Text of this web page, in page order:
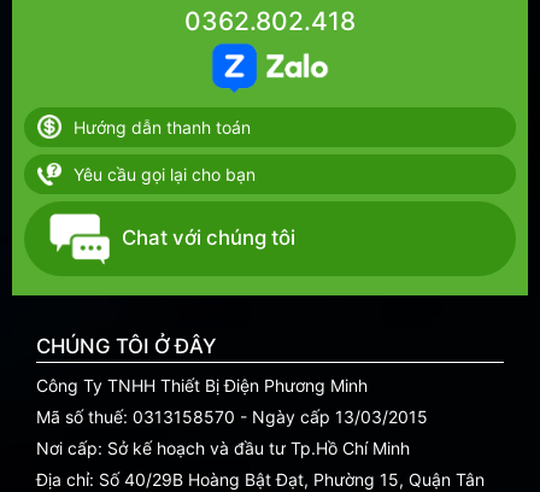
0362.802.418
Hướng dẫn thanh toán
Yêu cầu gọi lại cho bạn
Chat với chúng tôi
CHÚNG TÔI Ở ĐÂY
Công Ty TNHH Thiết Bị Điện Phương Minh
Mã số thuế: 0313158570 - Ngày cấp 13/03/2015
Nơi cấp: Sở kế hoạch và đầu tư Tp.Hồ Chí Minh
Địa chỉ: Số 40/29B Hoàng Bật Đạt, Phường 15, Quận Tân